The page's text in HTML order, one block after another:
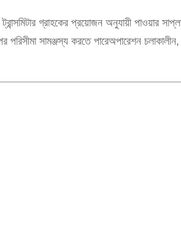
গ্রাহকের প্রয়োজন অনুযায়ী পাওয়ার
পরিসীমা সামঞ্জস্য করতে পারেঅপারেশন